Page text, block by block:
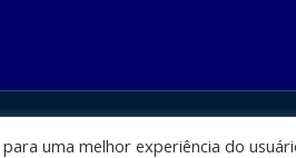
uma melhor experiência do